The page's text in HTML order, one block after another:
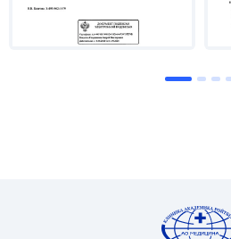
Лазерной Академии Наук,
Нехирургический дизайн
Эстетическая и